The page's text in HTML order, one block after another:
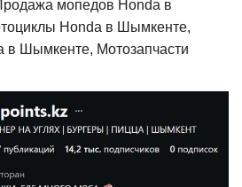
мопедов Honda в
Honda в Шымкенте,
в Шымкенте, Мотозапчасти